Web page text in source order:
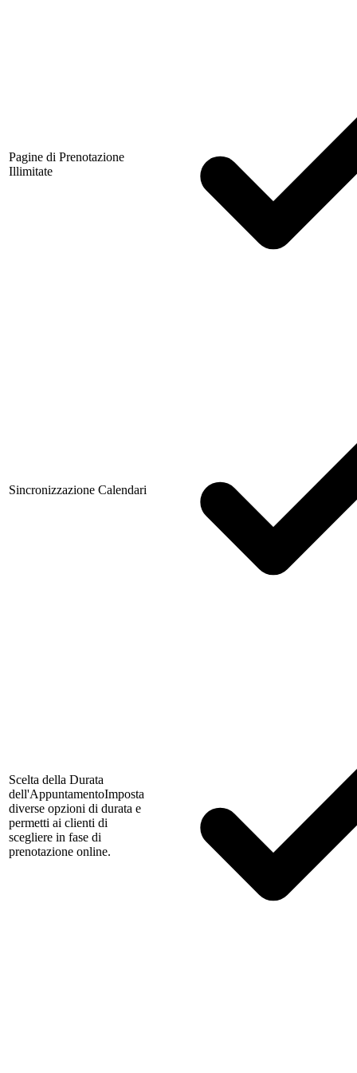
Pagine di Prenotazione
Illimitate
Sincronizzazione Calendari
Scelta della Durata
dell'AppuntamentoImposta
diverse opzioni di durata e
permetti ai clienti di
scegliere in fase di
prenotazione online.